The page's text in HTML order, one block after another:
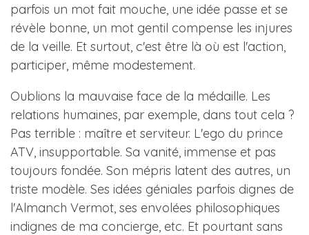
parfois un mot fait mouche, une idée passe et se
révèle bonne, un mot gentil compense les injures
de la veille. Et surtout, c'est être là où est l'action,
participer, même modestement.
Oublions la mauvaise face de la médaille. Les
relations humaines, par exemple, dans tout cela ?
Pas terrible : maître et serviteur. L'ego du prince
ATV, insupportable. Sa vanité, immense et pas
toujours fondée. Son mépris latent des autres, un
triste modèle. Ses idées géniales parfois dignes de
l'Almanch Vermot, ses envolées philosophiques
indignes de ma concierge, etc. Et pourtant sans